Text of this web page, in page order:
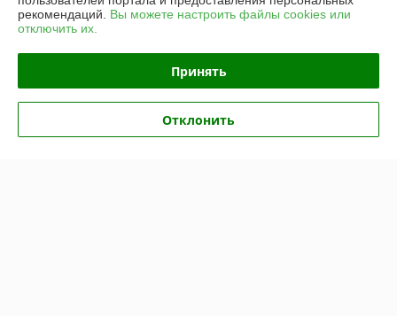
Полная версия сайта
Политика обработки cookies
Сайт создан на платформе Deal.by
рекомендаций. Вы можете настроить файлы cookies или
отключить их.
Принять
Отклонить